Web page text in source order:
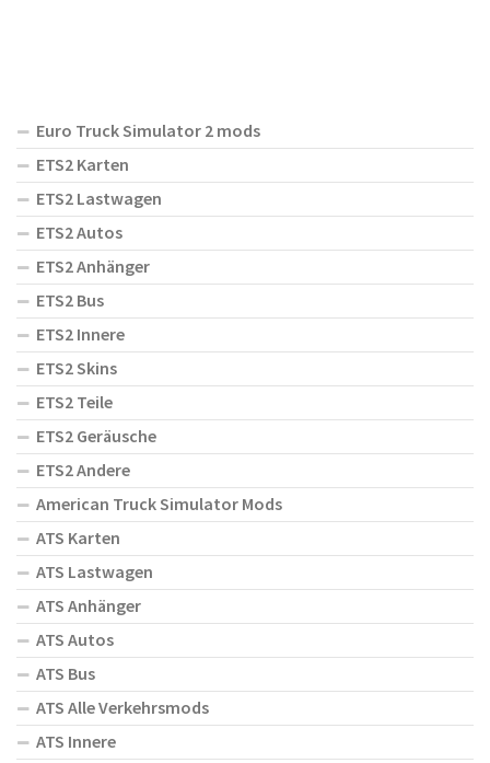
Euro Truck Simulator 2 mods
ETS2 Karten
ETS2 Lastwagen
ETS2 Autos
ETS2 Anhänger
ETS2 Bus
ETS2 Innere
ETS2 Skins
ETS2 Teile
ETS2 Geräusche
ETS2 Andere
American Truck Simulator Mods
ATS Karten
ATS Lastwagen
ATS Anhänger
ATS Autos
ATS Bus
ATS Alle Verkehrsmods
ATS Innere